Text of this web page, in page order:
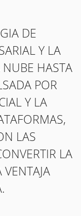
Y LA
HASTA
POR
Y LA
LAS
LA